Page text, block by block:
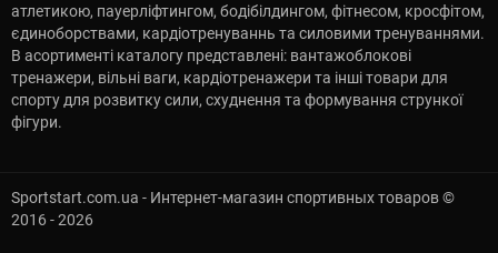
атлетикою, пауерліфтингом, бодібілдингом, фітнесом, кросфітом,
єдиноборствами, кардіотренуваннь та силовими тренуваннями.
В асортименті каталогу представлені: вантажоблокові
тренажери, вільні ваги, кардіотренажери та інші товари для
спорту для розвитку сили, схуднення та формування стрункої
фігури.
Sportstart.com.ua - Интернет-магазин спортивных товаров ©
2016 - 2026